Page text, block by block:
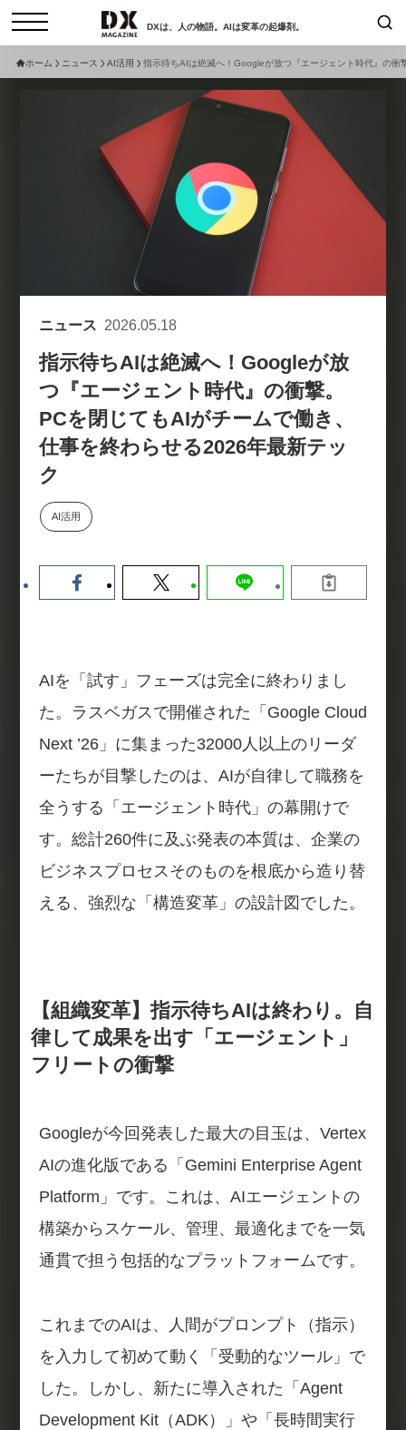
DXは、人の物語。AIは変革の起爆剤。
インタビュー
サービスメニュー 日本オムニチャネル協会
トップページ
特集
お問い合わせ
個人情報保護法について
採用情報
検索
現在開催予定のセミナー
【8/12開催】「イノベーションを
数値化する」～投資される事業の
学ぶ資金調達・巻き込みのリアル
2026-06-10
セミナー
【9/30開催】AIで何でもできる時
代に、なぜ「DX人財」というキ
ャリアが求められるのか
ホーム ニュース AI活用 指示待ちAIは絶滅へ！Googleが放つ『エージェント時代』の
ニュース 2026.05.18
指示待ちAIは絶滅へ！Googleが放
つ『エージェント時代』の衝撃。
PCを閉じてもAIがチームで働き、
仕事を終わらせる2026年最新テッ
ク
AI活用
AIを「試す」フェーズは完全に終わりまし
た。ラスベガスで開催された「Google Cloud
Next ’26」に集まった32000人以上のリーダ
ーたちが目撃したのは、AIが自律して職務を
全うする「エージェント時代」の幕開けで
す。総計260件に及ぶ発表の本質は、企業の
ビジネスプロセスそのものを根底から造り替
える、強烈な「構造変革」の設計図でした。
【組織変革】指示待ちAIは終わり。自
律して成果を出す「エージェント」
フリートの衝撃
Googleが今回発表した最大の目玉は、Vertex
AIの進化版である「Gemini Enterprise Agent
Platform」です。これは、AIエージェントの
構築からスケール、管理、最適化までを一気
通貫で担う包括的なプラットフォームです。
これまでのAIは、人間がプロンプト（指示）
を入力して初めて動く「受動的なツール」で
した。しかし、新たに導入された「Agent
Development Kit（ADK）」や「長時間実行